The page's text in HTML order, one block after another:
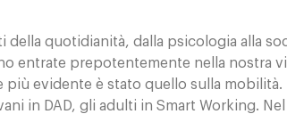
quotidianità, dalla psicologia alla
entrate prepotentemente nella nostra
evidente è stato quello sulla
in DAD, gli adulti in Smart Working.